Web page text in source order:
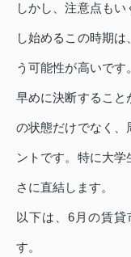
しかし、注意点も
し始めるこの時期
う可能性が高いです
早めに決断すること
の状態だけでなく、
ントです。特に大
さに直結します。
以下は、6月の賃
す。